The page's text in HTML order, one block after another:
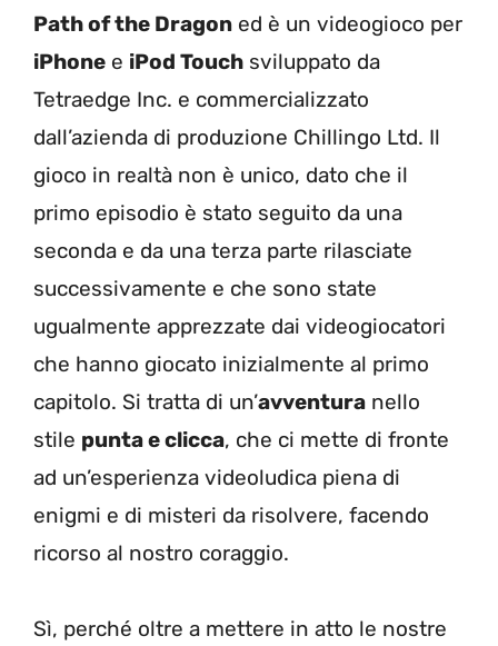
Path of the Dragon ed è un videogioco per
iPhone e iPod Touch sviluppato da
Tetraedge Inc. e commercializzato
dall’azienda di produzione Chillingo Ltd. Il
gioco in realtà non è unico, dato che il
primo episodio è stato seguito da una
seconda e da una terza parte rilasciate
successivamente e che sono state
ugualmente apprezzate dai videogiocatori
che hanno giocato inizialmente al primo
capitolo. Si tratta di un’avventura nello
stile punta e clicca, che ci mette di fronte
ad un’esperienza videoludica piena di
enigmi e di misteri da risolvere, facendo
ricorso al nostro coraggio.
Sì, perché oltre a mettere in atto le nostre